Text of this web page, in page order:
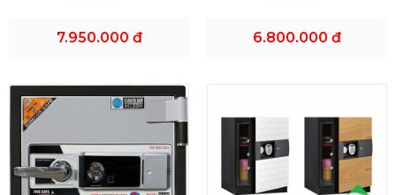
7.950.000 đ 6.800.000 đ